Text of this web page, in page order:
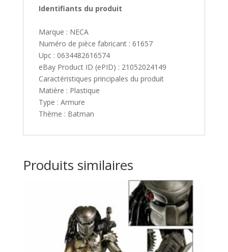
Identifiants du produit
Marque : NECA
Numéro de pièce fabricant : 61657
Upc : 0634482616574
eBay Product ID (ePID) : 21052024149
Caractéristiques principales du produit
Matière : Plastique
Type : Armure
Thème : Batman
Produits similaires